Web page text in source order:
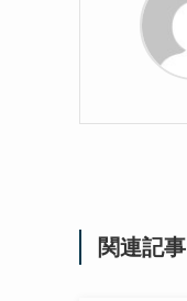
関連記事